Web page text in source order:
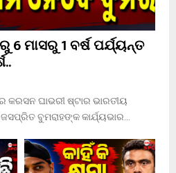
ମାସରୁ 1 ବର୍ଷ ପର୍ଯ୍ୟନ୍ତ
କରସନ ଘାଭରୀ ଷ୍ଟାର ଭାରତୀୟ
ବୁମରାହଙ୍କ କାର୍ଯ୍ୟଭାର...